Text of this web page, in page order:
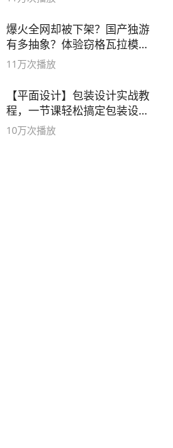
爆火全网却被下架？国产独游
有多抽象？体验窃格瓦拉模拟
器！
11万次播放
【平面设计】包装设计实战教
程，一节课轻松搞定包装设计
流程！
10万次播放